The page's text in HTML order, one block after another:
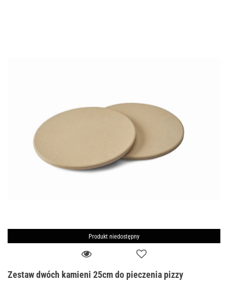
Produkt niedostępny
Zestaw dwóch kamieni 25cm do pieczenia pizzy